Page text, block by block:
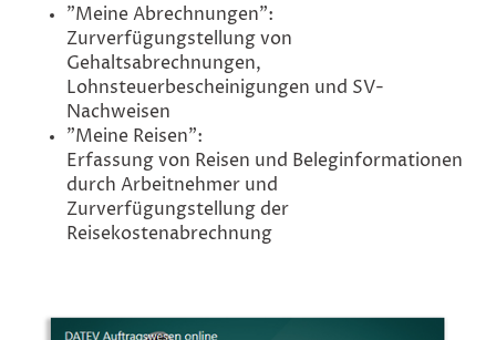
"Meine Abrechnungen":
Zurverfügungstellung von
Gehaltsabrechnungen,
Lohnsteuerbescheinigungen und SV-
Nachweisen
"Meine Reisen":
Erfassung von Reisen und Beleginformationen
durch Arbeitnehmer und
Zurverfügungstellung der
Reisekostenabrechnung